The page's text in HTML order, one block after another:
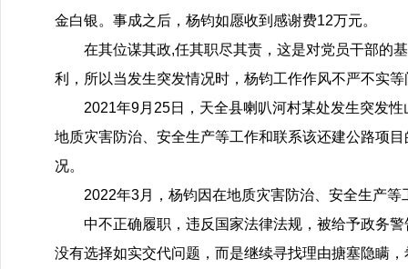
金白银。事成之后，杨钧如愿收到感谢费12万元。
在其位谋其政,任其职尽其责，这是对党员干部的
利，所以当发生突发情况时，杨钧工作作风不严不实
2021年9月25日，天全县喇叭河村某处发生突发
地质灾害防治、安全生产等工作和联系该还建公路项
况。
2022年3月，杨钧因在地质灾害防治、安全生产等
中不正确履职，违反国家法律法规，被给予政务
没有选择如实交代问题，而是继续寻找理由搪塞隐瞒